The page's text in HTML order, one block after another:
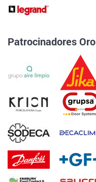
Patrocinadores Oro